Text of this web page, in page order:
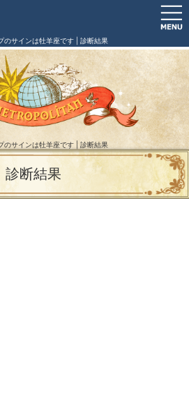
のサインは牡羊座です | 診断結果
のサインは牡羊座です | 診断結果
診断結果